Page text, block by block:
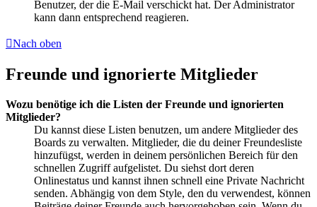
Benutzer, der die E-Mail verschickt hat. Der Administrator
kann dann entsprechend reagieren.
Nach oben
Freunde und ignorierte Mitglieder
Wozu benötige ich die Listen der Freunde und ignorierten
Mitglieder?
Du kannst diese Listen benutzen, um andere Mitglieder des
Boards zu verwalten. Mitglieder, die du deiner Freundesliste
hinzufügst, werden in deinem persönlichen Bereich für den
schnellen Zugriff aufgelistet. Du siehst dort deren
Onlinestatus und kannst ihnen schnell eine Private Nachricht
senden. Abhängig von dem Style, den du verwendest, können